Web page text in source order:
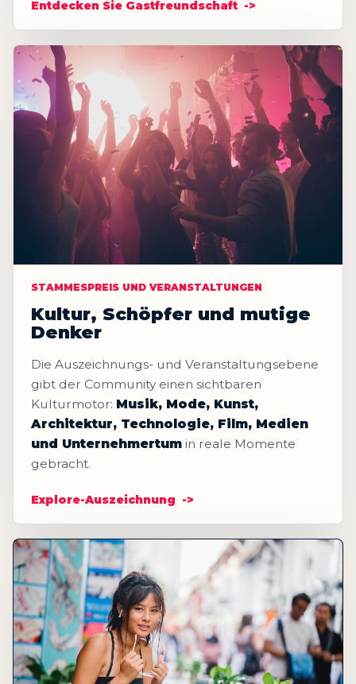
Entdecken Sie Gastfreundschaft
STAMMESPREIS UND VERANSTALTUNGEN
Kultur, Schöpfer und mutige
Denker
Die Auszeichnungs- und Veranstaltungsebene
gibt der Community einen sichtbaren
Kulturmotor: Musik, Mode, Kunst,
Architektur, Technologie, Film, Medien
und Unternehmertum in reale Momente
gebracht.
Explore-Auszeichnung